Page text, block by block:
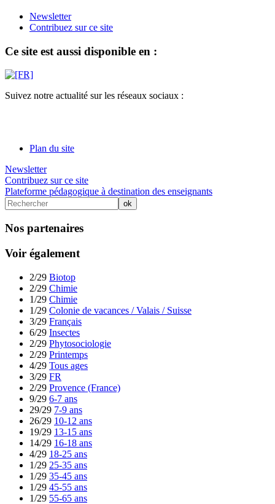
Newsletter
Contribuez sur ce site
Ce site est aussi disponible en :
Suivez notre actualité sur les réseaux sociaux :
Plan du site
Newsletter
Contribuez sur ce site
Plateforme pédagogique à destination des enseignants
Nos partenaires
Voir également
2/29 Biotop
2/29 Chimie
1/29 Chimie
1/29 Colonie de vacances / Valais / Suisse
3/29 Français
6/29 Insectes
2/29 Phytosociologie
2/29 Printemps
4/29 Tous ages
3/29 FR
2/29 Provence (France)
9/29 6-7 ans
29/29 7-9 ans
26/29 10-12 ans
19/29 13-15 ans
14/29 16-18 ans
4/29 18-25 ans
1/29 25-35 ans
1/29 35-45 ans
1/29 45-55 ans
1/29 55-65 ans